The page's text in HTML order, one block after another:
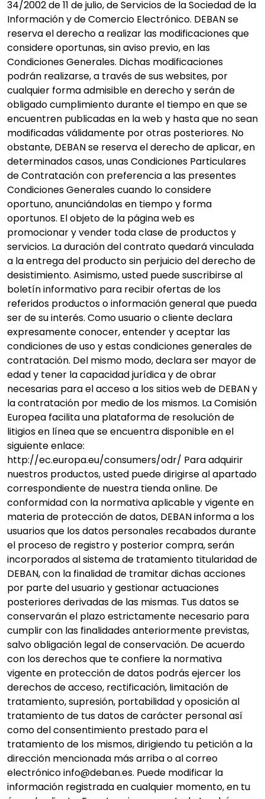
34/2002 de 11 de julio, de Servicios de la Sociedad de la
Información y de Comercio Electrónico. DEBAN se
reserva el derecho a realizar las modificaciones que
considere oportunas, sin aviso previo, en las
Condiciones Generales. Dichas modificaciones
podrán realizarse, a través de sus websites, por
cualquier forma admisible en derecho y serán de
obligado cumplimiento durante el tiempo en que se
encuentren publicadas en la web y hasta que no sean
modificadas válidamente por otras posteriores. No
obstante, DEBAN se reserva el derecho de aplicar, en
determinados casos, unas Condiciones Particulares
de Contratación con preferencia a las presentes
Condiciones Generales cuando lo considere
oportuno, anunciándolas en tiempo y forma
oportunos. El objeto de la página web es
promocionar y vender toda clase de productos y
servicios. La duración del contrato quedará vinculada
a la entrega del producto sin perjuicio del derecho de
desistimiento. Asimismo, usted puede suscribirse al
boletín informativo para recibir ofertas de los
referidos productos o información general que pueda
ser de su interés. Como usuario o cliente declara
expresamente conocer, entender y aceptar las
condiciones de uso y estas condiciones generales de
contratación. Del mismo modo, declara ser mayor de
edad y tener la capacidad jurídica y de obrar
necesarias para el acceso a los sitios web de DEBAN y
la contratación por medio de los mismos. La Comisión
Europea facilita una plataforma de resolución de
litigios en línea que se encuentra disponible en el
siguiente enlace:
http://ec.europa.eu/consumers/odr/ Para adquirir
nuestros productos, usted puede dirigirse al apartado
correspondiente de nuestra tienda online. De
conformidad con la normativa aplicable y vigente en
materia de protección de datos, DEBAN informa a los
usuarios que los datos personales recabados durante
el proceso de registro y posterior compra, serán
incorporados al sistema de tratamiento titularidad de
DEBAN, con la finalidad de tramitar dichas acciones
por parte del usuario y gestionar actuaciones
posteriores derivadas de las mismas. Tus datos se
conservarán el plazo estrictamente necesario para
cumplir con las finalidades anteriormente previstas,
salvo obligación legal de conservación. De acuerdo
con los derechos que te confiere la normativa
vigente en protección de datos podrás ejercer los
derechos de acceso, rectificación, limitación de
tratamiento, supresión, portabilidad y oposición al
tratamiento de tus datos de carácter personal así
como del consentimiento prestado para el
tratamiento de los mismos, dirigiendo tu petición a la
dirección mencionada más arriba o al correo
electrónico info@deban.es. Puede modificar la
información registrada en cualquier momento, en tu